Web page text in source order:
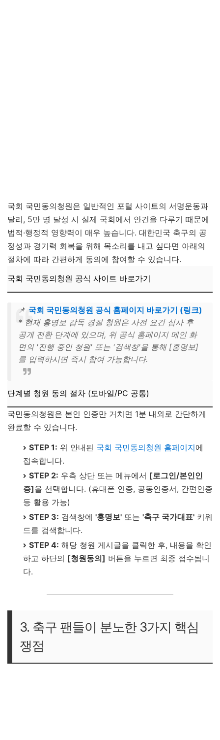
국회 국민동의청원은 일반적인 포털 사이트의 서명운동과
달리, 5만 명 달성 시 실제 국회에서 안건을 다루기 때문에
법적·행정적 영향력이 매우 높습니다. 대한민국 축구의 공
정성과 경기력 회복을 위해 목소리를 내고 싶다면 아래의
절차에 따라 간편하게 동의에 참여할 수 있습니다.
국회 국민동의청원 공식 사이트 바로가기
📌 국회 국민동의청원 공식 홈페이지 바로가기 (링크)
* 현재 홍명보 감독 경질 청원은 사전 요건 심사 후
공개 전환 단계에 있으며, 위 공식 홈페이지 메인 화
면의 '진행 중인 청원' 또는 '검색창'을 통해 [홍명보]
를 입력하시면 즉시 참여 가능합니다.
단계별 청원 동의 절차 (모바일/PC 공통)
국민동의청원은 본인 인증만 거치면 1분 내외로 간단하게
완료할 수 있습니다.
STEP 1: 위 안내된 국회 국민동의청원 홈페이지에
접속합니다.
STEP 2: 우측 상단 또는 메뉴에서 [로그인/본인인
증]을 선택합니다. (휴대폰 인증, 공동인증서, 간편인증
등 활용 가능)
STEP 3: 검색창에 '홍명보' 또는 '축구 국가대표' 키워
드를 검색합니다.
STEP 4: 해당 청원 게시글을 클릭한 후, 내용을 확인
하고 하단의 [청원동의] 버튼을 누르면 최종 접수됩니
다.
3. 축구 팬들이 분노한 3가지 핵심
쟁점